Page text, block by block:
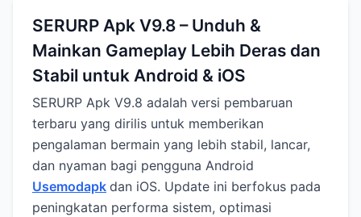
SERURP Apk V9.8 – Unduh &
Mainkan Gameplay Lebih Deras dan
Stabil untuk Android & iOS
SERURP Apk V9.8 adalah versi pembaruan
terbaru yang dirilis untuk memberikan
pengalaman bermain yang lebih stabil, lancar,
dan nyaman bagi pengguna Android
Usemodapk dan iOS. Update ini berfokus pada
peningkatan performa sistem, optimasi